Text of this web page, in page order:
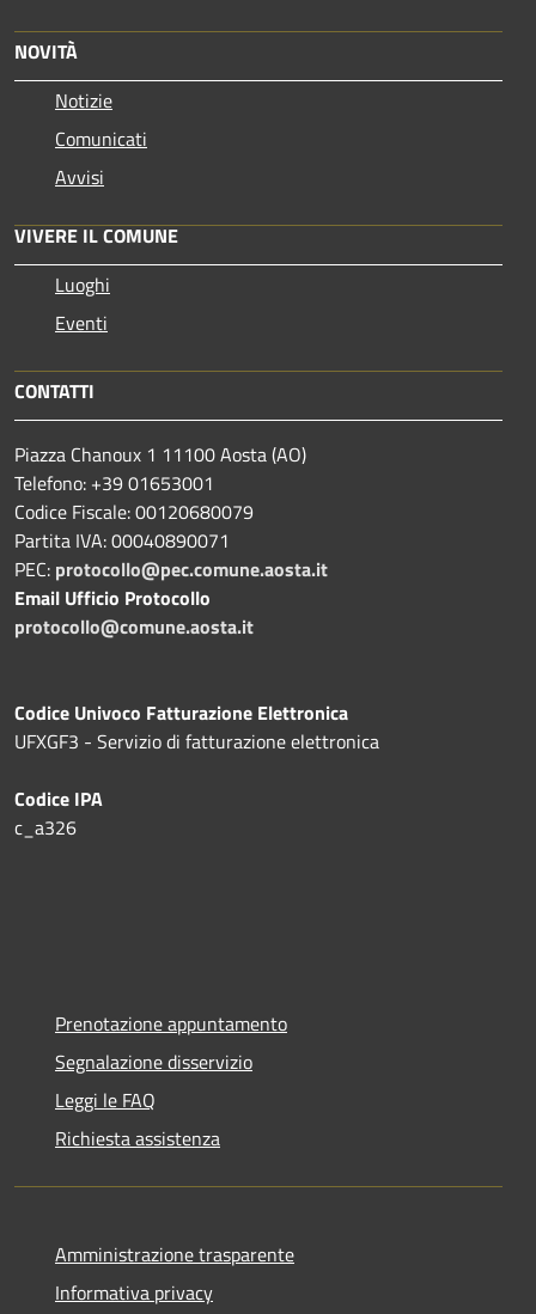
NOVITÀ
Notizie
Comunicati
Avvisi
VIVERE IL COMUNE
Luoghi
Eventi
CONTATTI
Piazza Chanoux 1 11100 Aosta (AO)
Telefono: +39 01653001
Codice Fiscale: 00120680079
Partita IVA: 00040890071
PEC: protocollo@pec.comune.aosta.it
Email Ufficio Protocollo
protocollo@comune.aosta.it
Codice Univoco Fatturazione Elettronica
UFXGF3 - Servizio di fatturazione elettronica
Codice IPA
c_a326
Prenotazione appuntamento
Segnalazione disservizio
Leggi le FAQ
Richiesta assistenza
Amministrazione trasparente
Informativa privacy